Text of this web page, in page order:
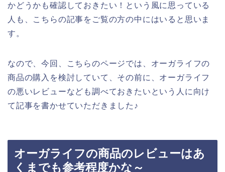
かどうかも確認しておきたい！という風に思っている
人も、こちらの記事をご覧の方の中にはいると思いま
す。
なので、今回、こちらのページでは、オーガライフの
商品の購入を検討していて、その前に、オーガライフ
の悪いレビューなども調べておきたいという人に向け
て記事を書かせていただきました♪
オーガライフの商品のレビューはあ
くまでも参考程度かな～